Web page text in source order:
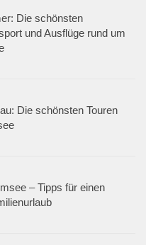
Die schönsten
und Ausflüge rund um
Die schönsten Touren
– Tipps für einen